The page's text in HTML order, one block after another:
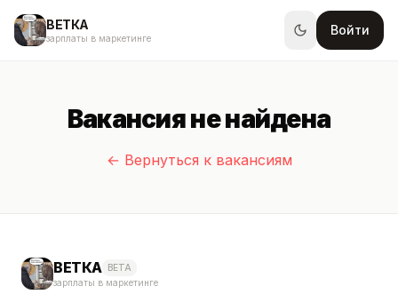
ВЕТКА
зарплаты в маркетинге
Войти
Вакансия не найдена
← Вернуться к вакансиям
ВЕТКА BETA
зарплаты в маркетинге